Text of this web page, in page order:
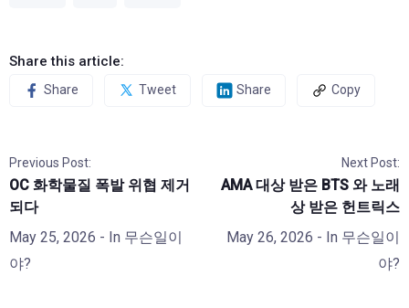
Share this article:
Share Tweet Share Copy
Previous Post:
OC 화학물질 폭발 위협 제거
되다
May 25, 2026 - In 무슨일이
야?
Next Post:
AMA 대상 받은 BTS 와 노래
상 받은 헌트릭스
May 26, 2026 - In 무슨일이
야?